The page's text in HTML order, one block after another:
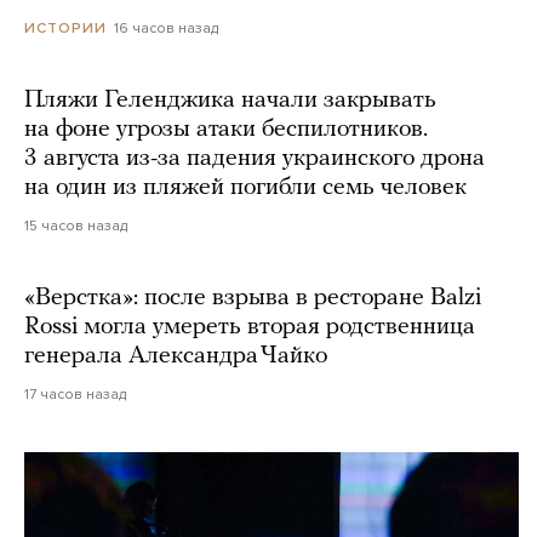
ИСТОРИИ 16 часов назад
Пляжи Геленджика начали закрывать
на фоне угрозы атаки беспилотников.
3 августа из-за падения украинского дрона
на один из пляжей погибли семь человек
15 часов назад
«Верстка»: после взрыва в ресторане Balzi
Rossi могла умереть вторая родственница
генерала Александра Чайко
17 часов назад